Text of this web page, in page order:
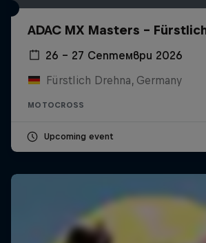
ADAC MX Masters –
26 – 27 Септември 2026
Fürstlich Drehna, Germany
MOTOCROSS
Upcoming event